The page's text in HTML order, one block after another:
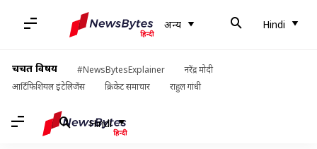
अन्य Hindi
चर्चित विषय #NewsBytesExplainer
नरेंद्र मोदी
आर्टिफिशियल इंटेलिजेंस
क्रिकेट समाचार राहुल गांधी
Hindi